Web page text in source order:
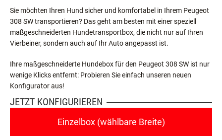
Sie möchten Ihren Hund sicher und komfortabel in Ihrem Peugeot
308 SW transportieren? Das geht am besten mit einer speziell
maßgeschneiderten Hundetransportbox, die nicht nur auf Ihren
Vierbeiner, sondern auch auf Ihr Auto angepasst ist.
Ihre maßgeschneiderte Hundebox für den Peugeot 308 SW ist nur
wenige Klicks entfernt: Probieren Sie einfach unseren neuen
Konfigurator aus!
JETZT KONFIGURIEREN
Einzelbox (wählbare Breite)